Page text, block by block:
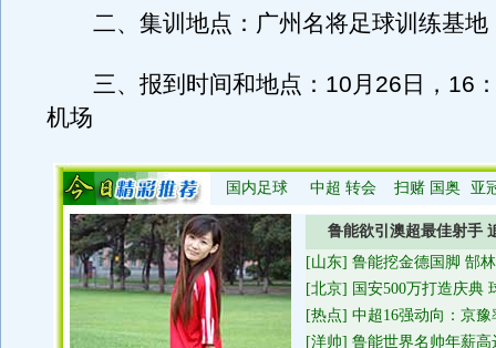
二、集训地点：广州名将足球训练基地
三、报到时间和地点：10月26日，16
机场